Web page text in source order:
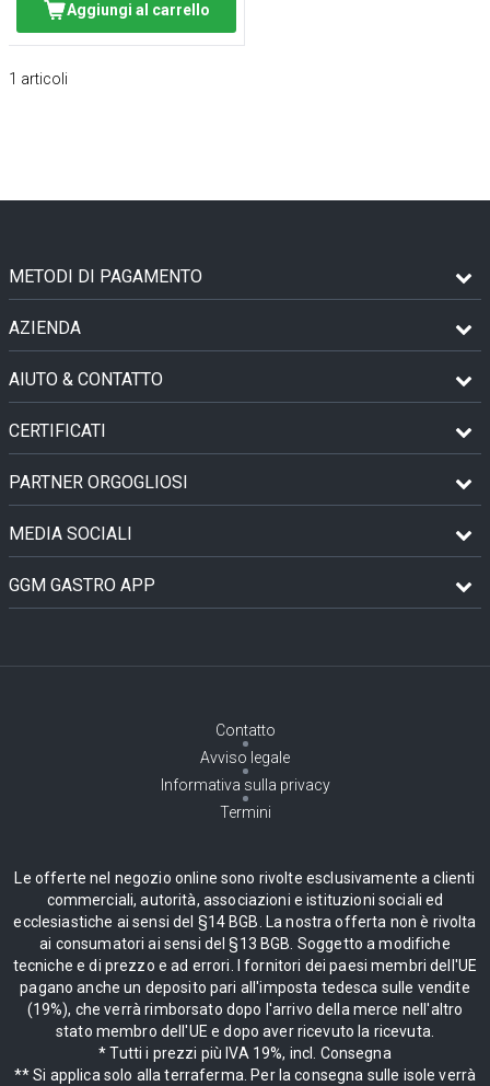
Aggiungi al carrello
1 articoli
METODI DI PAGAMENTO
AZIENDA
AIUTO & CONTATTO
CERTIFICATI
PARTNER ORGOGLIOSI
MEDIA SOCIALI
GGM GASTRO APP
Contatto
Avviso legale
Informativa sulla privacy
Termini
Le offerte nel negozio online sono rivolte esclusivamente a clienti
commerciali, autorità, associazioni e istituzioni sociali ed
ecclesiastiche ai sensi del §14 BGB. La nostra offerta non è rivolta
ai consumatori ai sensi del §13 BGB. Soggetto a modifiche
tecniche e di prezzo e ad errori. I fornitori dei paesi membri dell'UE
pagano anche un deposito pari all'imposta tedesca sulle vendite
(19%), che verrà rimborsato dopo l'arrivo della merce nell'altro
stato membro dell'UE e dopo aver ricevuto la ricevuta.
* Tutti i prezzi più IVA 19%, incl. Consegna
** Si applica solo alla terraferma. Per la consegna sulle isole verrà